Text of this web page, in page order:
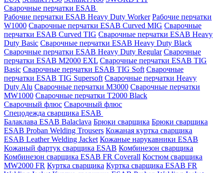
Сварочные перчатки ESAB
Рабочие перчатки ESAB Heavy Duty Worker Рабочие перчатки
W1000 Сварочные перчатки ESAB Curved MIG Сварочные
перчатки ESAB Curved TIG Сварочные перчатки ESAB Heavy
Duty Basic Сварочные перчатки ESAB Heavy Duty Black
Сварочные перчатки ESAB Heavy Duty Regular Сварочные
перчатки ESAB M2000 EXL Сварочные перчатки ESAB TIG
Basic Сварочные перчатки ESAB TIG Soft Сварочные
перчатки ESAB TIG Supersoft Сварочные перчатки Heavy
Duty Alu Сварочные перчатки M3000 Сварочные перчатки
MW1000 Сварочные перчатки T2000 Black
Сварочный флюс Сварочный флюс
Спецодежда сварщика ESAB
Балаклава ESAB Balaclava Брюки сварщика Брюки сварщика
ESAB Proban Welding Trousers Кожаная куртка сварщика
ESAB Leather Welding Jacket Кожаные нарукавники ESAB
Кожаный фартук сварщика ESAB Комбинезон сварщика
Комбинезон сварщика ESAB FR Coverall Костюм сварщика
MW2000 FR Куртка сварщика Куртка сварщика ESAB FR